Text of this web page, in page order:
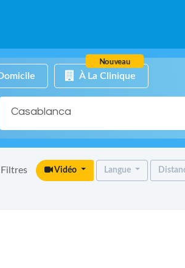
À La Clinique
Nouveau
Casablanca
Filtres Vidéo Langue